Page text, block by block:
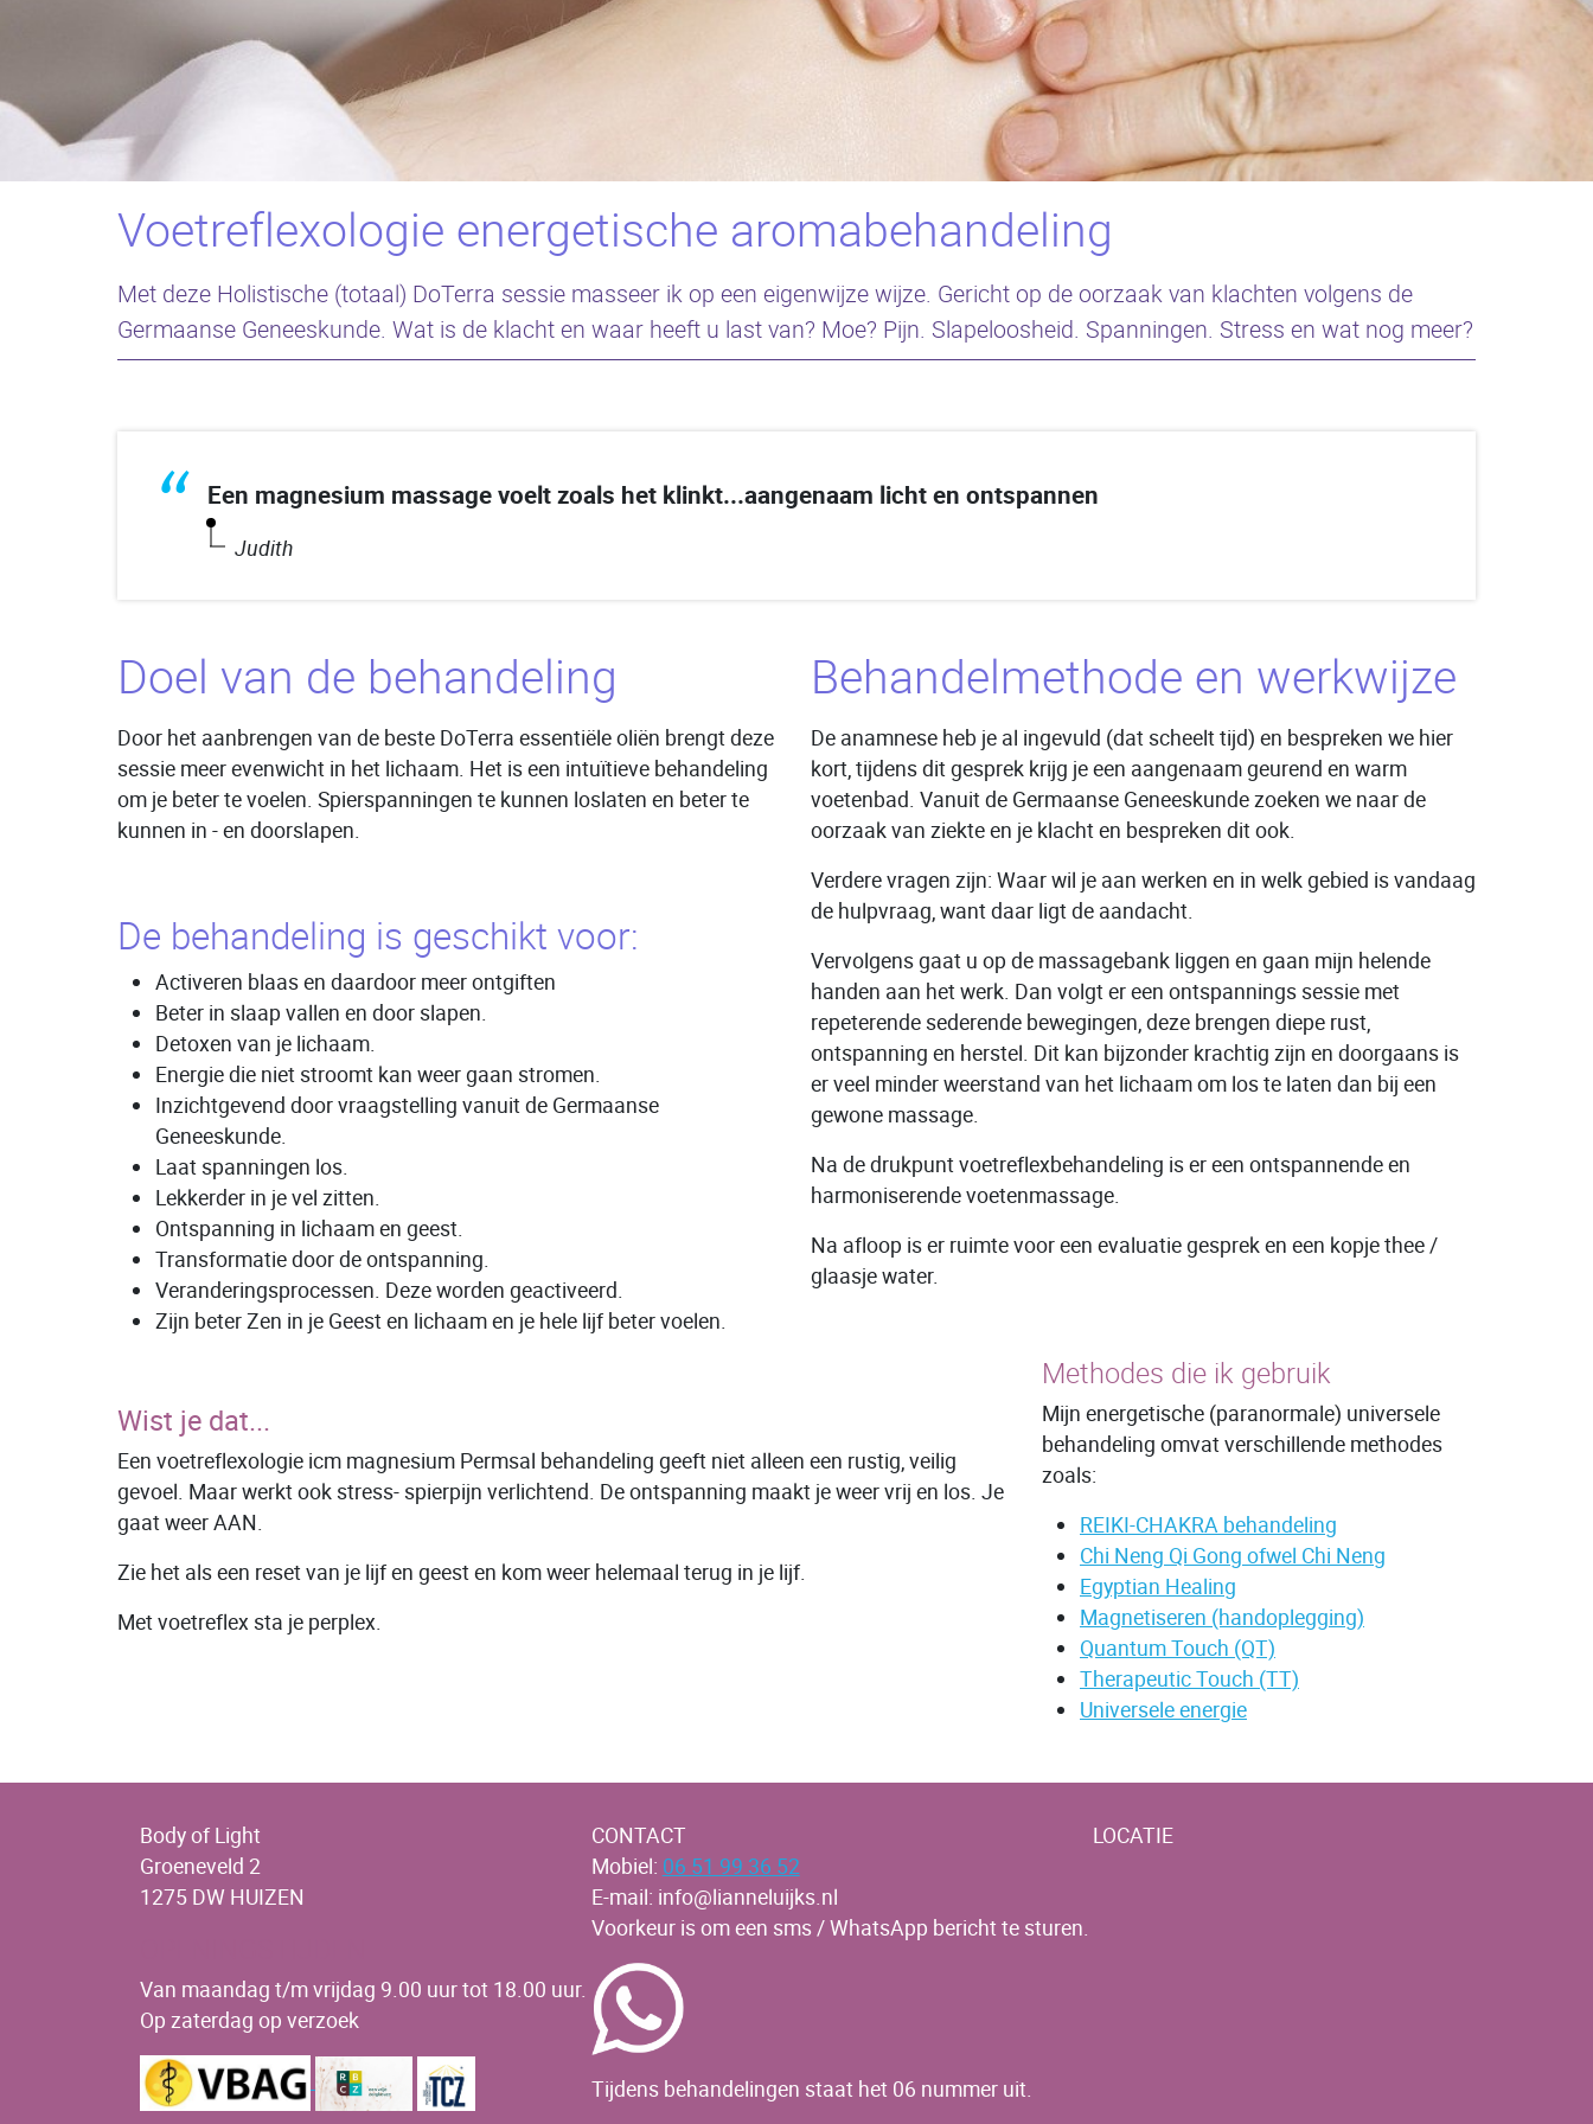
Voetreflexologie energetische aromabehandeling
Met deze Holistische (totaal) DoTerra sessie masseer ik op een eigenwijze wijze. Gericht op de oorzaak van klachten volgens de
Germaanse Geneeskunde. Wat is de klacht en waar heeft u last van? Moe? Pijn. Slapeloosheid. Spanningen. Stress en wat nog meer?
“ Een magnesium massage voelt zoals het klinkt...aangenaam licht en ontspannen
Judith
Doel van de behandeling
Door het aanbrengen van de beste DoTerra essentiële oliën brengt deze
sessie meer evenwicht in het lichaam. Het is een intuïtieve behandeling
om je beter te voelen. Spierspanningen te kunnen loslaten en beter te
kunnen in - en doorslapen.
De behandeling is geschikt voor:
Activeren blaas en daardoor meer ontgiften
Beter in slaap vallen en door slapen.
Detoxen van je lichaam.
Energie die niet stroomt kan weer gaan stromen.
Inzichtgevend door vraagstelling vanuit de Germaanse
Geneeskunde.
Laat spanningen los.
Lekkerder in je vel zitten.
Ontspanning in lichaam en geest.
Transformatie door de ontspanning.
Veranderingsprocessen. Deze worden geactiveerd.
Zijn beter Zen in je Geest en lichaam en je hele lijf beter voelen.
Behandelmethode en werkwijze
De anamnese heb je al ingevuld (dat scheelt tijd) en bespreken we hier
kort, tijdens dit gesprek krijg je een aangenaam geurend en warm
voetenbad. Vanuit de Germaanse Geneeskunde zoeken we naar de
oorzaak van ziekte en je klacht en bespreken dit ook.
Verdere vragen zijn: Waar wil je aan werken en in welk gebied is vandaag
de hulpvraag, want daar ligt de aandacht.
Vervolgens gaat u op de massagebank liggen en gaan mijn helende
handen aan het werk. Dan volgt er een ontspannings sessie met
repeterende sederende bewegingen, deze brengen diepe rust,
ontspanning en herstel. Dit kan bijzonder krachtig zijn en doorgaans is
er veel minder weerstand van het lichaam om los te laten dan bij een
gewone massage.
Na de drukpunt voetreflexbehandeling is er een ontspannende en
harmoniserende voetenmassage.
Na afloop is er ruimte voor een evaluatie gesprek en een kopje thee /
glaasje water.
Wist je dat...
Een voetreflexologie icm magnesium Permsal behandeling geeft niet alleen een rustig, veilig
gevoel. Maar werkt ook stress- spierpijn verlichtend. De ontspanning maakt je weer vrij en los. Je
gaat weer AAN.
Zie het als een reset van je lijf en geest en kom weer helemaal terug in je lijf.
Met voetreflex sta je perplex.
Methodes die ik gebruik
Mijn energetische (paranormale) universele
behandeling omvat verschillende methodes
zoals:
REIKI-CHAKRA behandeling
Chi Neng Qi Gong ofwel Chi Neng
Egyptian Healing
Magnetiseren (handoplegging)
Quantum Touch (QT)
Therapeutic Touch (TT)
Universele energie
Body of Light
Groeneveld 2
1275 DW HUIZEN
Van maandag t/m vrijdag 9.00 uur tot 18.00 uur.
Op zaterdag op verzoek
CONTACT
Mobiel: 06 51 99 36 52
E-mail: info@lianneluijks.nl
Voorkeur is om een sms / WhatsApp bericht te sturen.
Tijdens behandelingen staat het 06 nummer uit.
LOCATIE